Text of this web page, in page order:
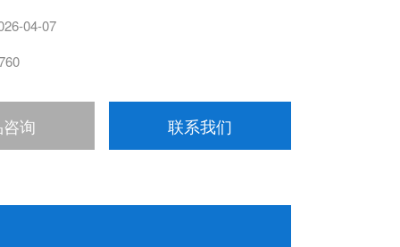
04-07
询 联系我们